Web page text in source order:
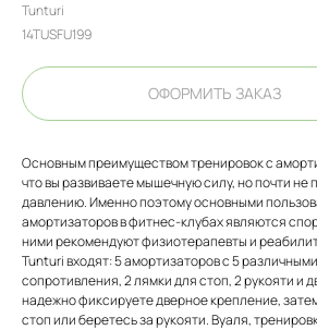
Tunturi
14TUSFU199
ОФОРМИТЬ ЗАКАЗ
Основным преимуществом тренировок с
что вы развиваете мышечную силу, но почти не
давлению. Именно поэтому основными
амортизаторов в фитнес-клубах являются
ними рекомендуют физиотерапевты и
Tunturi входят: 5 амортизаторов с 5
сопротивления, 2 лямки для стоп, 2 рукояти и
надежно фиксируете дверное крепление,
стоп или беретесь за рукояти. Вуаля,